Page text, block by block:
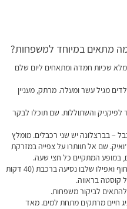
מתאים במיוחד למשפחות?
שכיות חמדה ומתאחים ליום שלם
מגיל עשר ומעלה. מרתק, מעניין
והשתוללות. שם תוכלו לבקר
– בברצלונה יש שני רכבלים. מומלץ
שם אל תוותרו על צפייה במזרקת
במופע המתקיים כל חצי שעה.
אם יחסר לכם בטן-גב תלכו על אזור החוף ואפילו שלבו נסיעה ברכבת (40 דקות
קוסטה בראווה.
להתאים לביקור משפחות.
חיים מרתקים מתחת למים. מאד